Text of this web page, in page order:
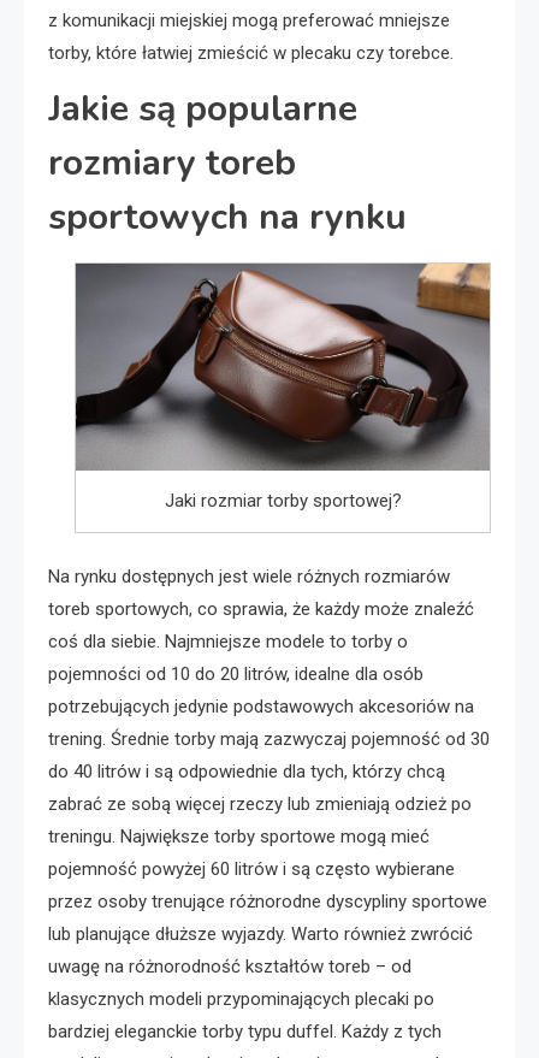
z komunikacji miejskiej mogą preferować mniejsze
torby, które łatwiej zmieścić w plecaku czy torebce.
Jakie są popularne
rozmiary toreb
sportowych na rynku
Jaki rozmiar torby sportowej?
Na rynku dostępnych jest wiele różnych rozmiarów
toreb sportowych, co sprawia, że każdy może znaleźć
coś dla siebie. Najmniejsze modele to torby o
pojemności od 10 do 20 litrów, idealne dla osób
potrzebujących jedynie podstawowych akcesoriów na
trening. Średnie torby mają zazwyczaj pojemność od 30
do 40 litrów i są odpowiednie dla tych, którzy chcą
zabrać ze sobą więcej rzeczy lub zmieniają odzież po
treningu. Największe torby sportowe mogą mieć
pojemność powyżej 60 litrów i są często wybierane
przez osoby trenujące różnorodne dyscypliny sportowe
lub planujące dłuższe wyjazdy. Warto również zwrócić
uwagę na różnorodność kształtów toreb – od
klasycznych modeli przypominających plecaki po
bardziej eleganckie torby typu duffel. Każdy z tych